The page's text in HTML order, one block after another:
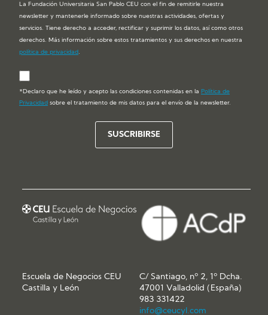
La Fundación Universitaria San Pablo CEU con el fin de remitirle nuestra
newsletter y mantenerle informado sobre nuestras actividades, ofertas y
servicios. Tiene derecho a acceder, rectificar y suprimir los datos, así como otros
derechos. Más información sobre estos tratamientos y sus derechos en nuestra
política de privacidad.
*Declaro que he leído y acepto las condiciones contenidas en la Política de
Privacidad sobre el tratamiento de mis datos para el envío de la newsletter.
Escuela de Negocios CEU
Castilla y León
C/ Santiago, nº 2, 1º Dcha.
47001 Valladolid (España)
983 331422
info@ceucyl.com